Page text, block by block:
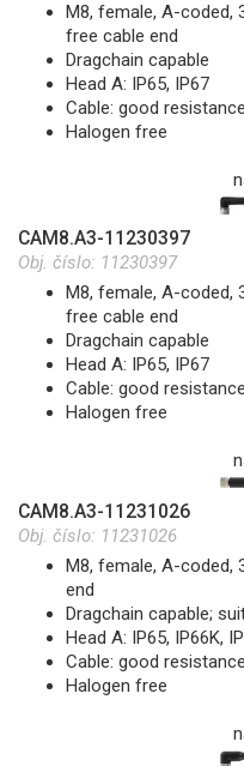
M8, female, A-coded,
free cable end
Dragchain capable
Head A: IP65, IP67
Cable: good
Halogen free
CAM8.A3-11230397
Obj. číslo: 11230397
M8, female, A-coded,
free cable end
Dragchain capable
Head A: IP65, IP67
Cable: good
Halogen free
CAM8.A3-11231026
Obj. číslo: 11231026
M8, female, A-coded,
end
Dragchain capable;
Head A: IP65, IP66K,
Cable: good
Halogen free